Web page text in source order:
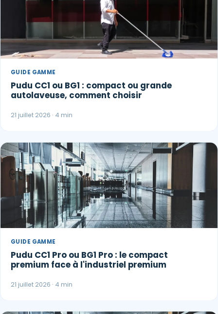
GUIDE GAMME
Pudu CC1 ou BG1 : compact ou grande
autolaveuse, comment choisir
21 juillet 2026 · 4 min
GUIDE GAMME
Pudu CC1 Pro ou BG1 Pro : le compact
premium face à l'industriel premium
21 juillet 2026 · 4 min